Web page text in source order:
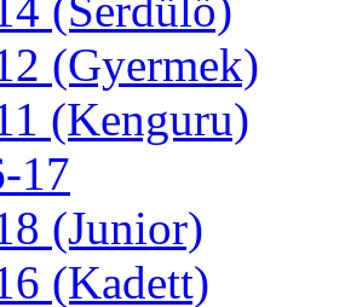
(Gyermek)
(Kenguru)
17
(Junior)
(Kadett)